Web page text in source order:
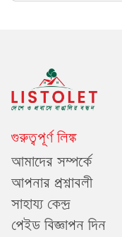
গুরুত্বপূর্ণ লিঙ্ক
আমাদের সম্পর্কে
আপনার প্রশ্নাবলী
সাহায্য কেন্দ্র
পেইড বিজ্ঞাপন দিন